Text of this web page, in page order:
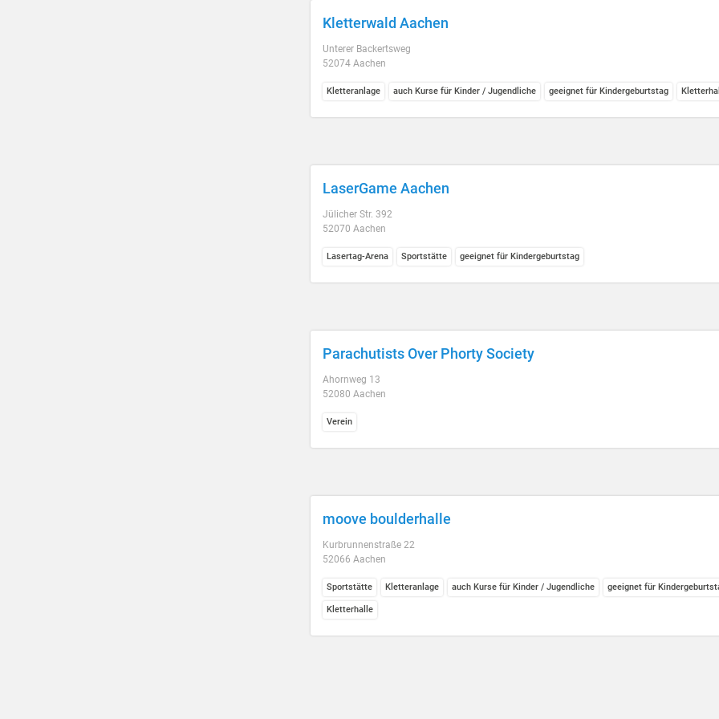
Kletterwald Aachen
Unterer Backertsweg
52074 Aachen
Kletteranlage auch Kurse für Kinder / Jugendliche geeignet für Kindergeburtstag
LaserGame Aachen
Jülicher Str. 392
52070 Aachen
Lasertag-Arena Sportstätte geeignet für Kindergeburtstag
Parachutists Over Phorty Society
Ahornweg 13
52080 Aachen
Verein
moove boulderhalle
Kurbrunnenstraße 22
52066 Aachen
Sportstätte Kletteranlage auch Kurse für Kinder / Jugendliche geeignet für
Kletterhalle